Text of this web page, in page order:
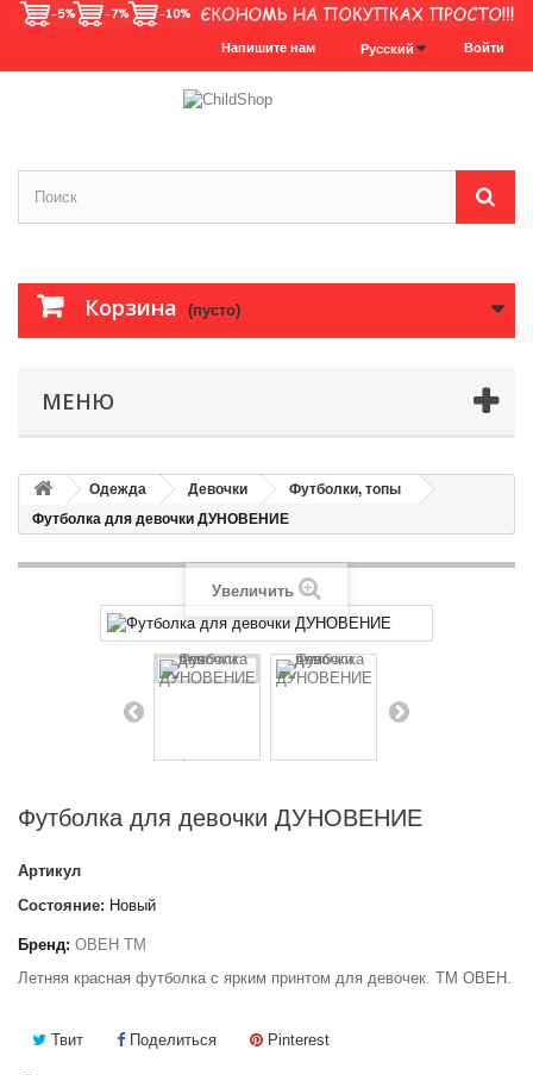
Войти
Русский
Напишите нам
Корзина (пусто)
МЕНЮ
Одежда Девочки
Футболки, топы
Футболка для девочки ДУНОВЕНИЕ
Увеличить
Футболка для девочки ДУНОВЕНИЕ
Артикул
Состояние: Новый
Бренд: ОВЕН ТМ
Летняя красная футболка с ярким принтом для девочек. ТМ ОВЕН.
Твит Поделиться Pinterest